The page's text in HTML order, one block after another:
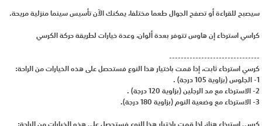
سيصبح للقراءة أو تصفح الجوال طعما مختلفا، يمكنك الآن تأسيس سينما منزلية مريحة.
كراسي استرخاء إن هاوس تتوفر بعدة ألوان، وعدة خيارات لطريقة حركة الكرسي
-------------------------------
كرسي استرخاء ثابت، إذا قمت باختيار هذا النوع فستحصل على هذه الخيارات من الراحة:
1- الجلوس (بزاوية 105 درجة) .
2- الاسترخاء مع مد الرجلين (بزاوية 120 درجة) .
3- الاسترخاء مع وضعية النوم (بزاوية 180 درجة).